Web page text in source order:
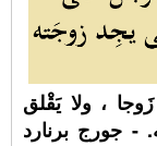
، ولا يَقْلق
- جورج برنارد